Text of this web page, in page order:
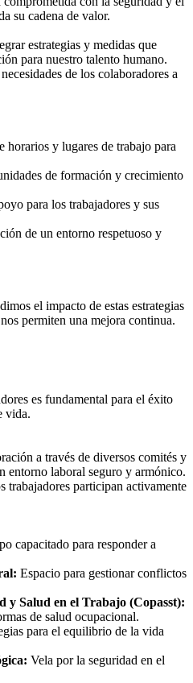
su cadena de valor.
estrategias y medidas que
para nuestro talento humano.
de los colaboradores a
horarios y lugares de trabajo para
de formación y crecimiento
para los trabajadores y sus
de un entorno respetuoso y
el impacto de estas estrategias
permiten una mejora continua.
es fundamental para el éxito
vida.
a través de diversos comités y
entorno laboral seguro y armónico.
trabajadores participan activamente
capacitado para responder a
Espacio para gestionar conflictos
y Salud en el Trabajo (Copasst):
de salud ocupacional.
para el equilibrio de la vida
Vela por la seguridad en el